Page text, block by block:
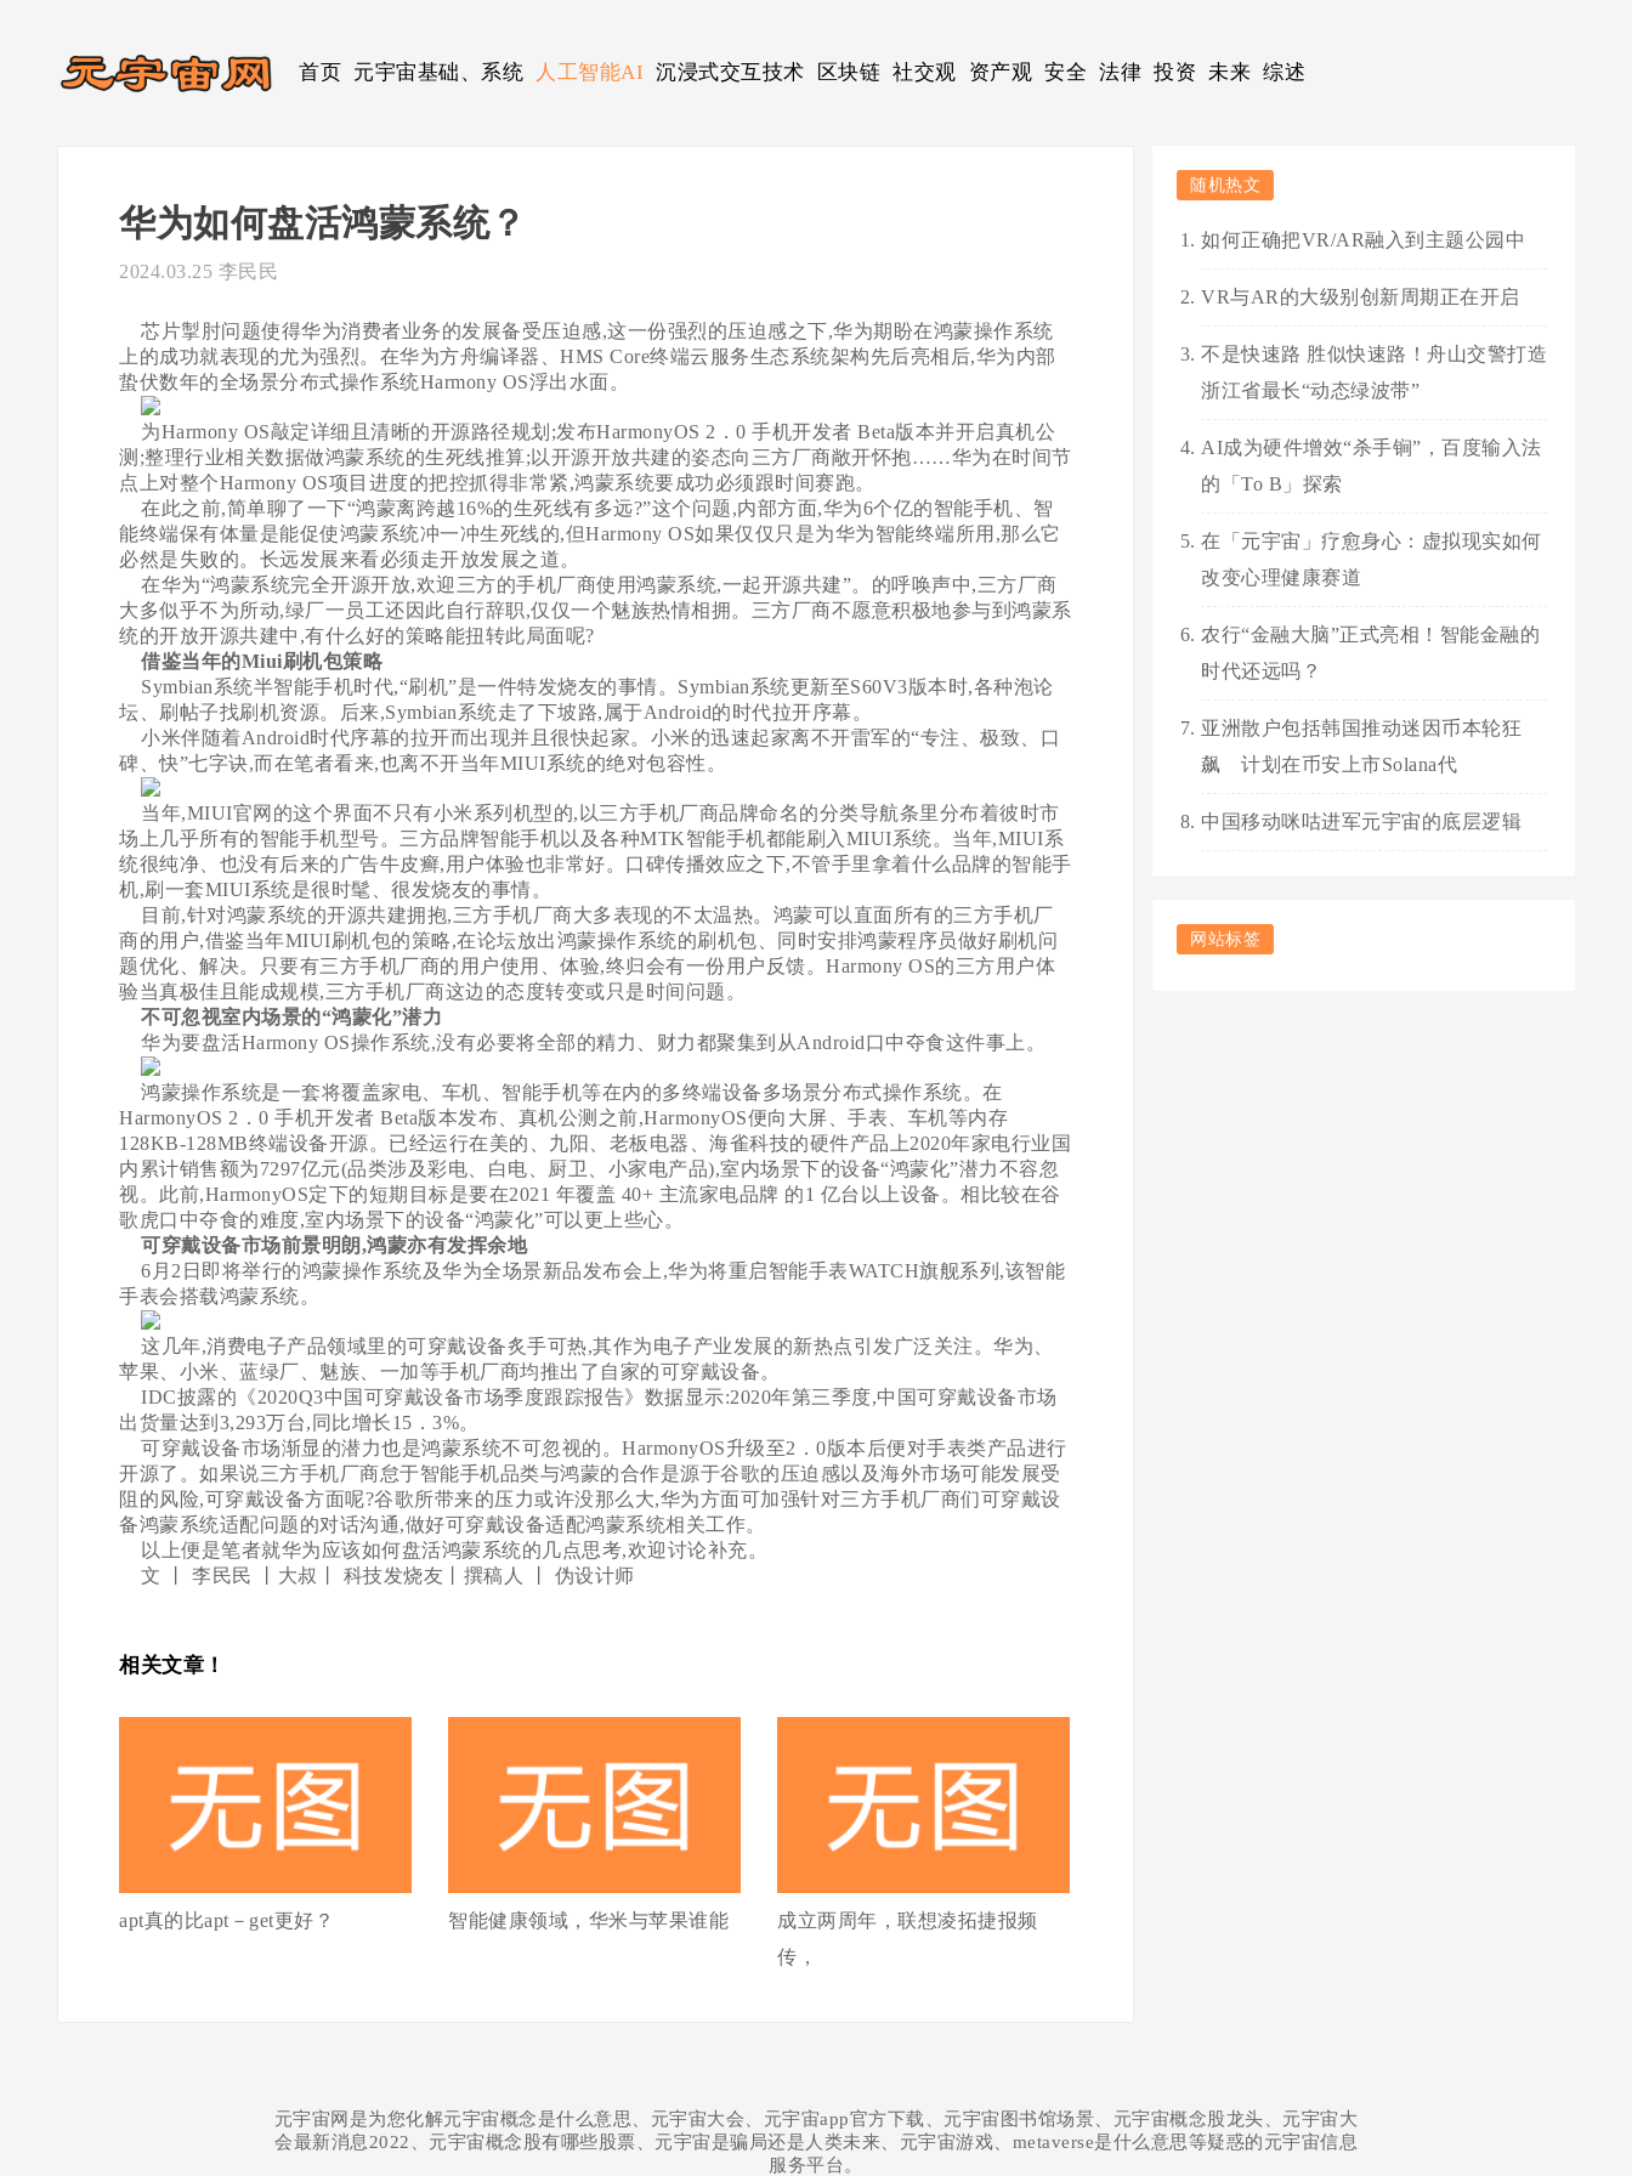
首页 元宇宙基础、系统 人工智能AI 沉浸式交互技术 区块链 社交观 资产观 安全 法律 投资 未来 综述
华为如何盘活鸿蒙系统？
2024.03.25 李民民
芯片掣肘问题使得华为消费者业务的发展备受压迫感,这一份强烈的压迫感之下,华为期盼在鸿蒙操作系统
上的成功就表现的尤为强烈。在华为方舟编译器、HMS Core终端云服务生态系统架构先后亮相后,华为内部
蛰伏数年的全场景分布式操作系统Harmony OS浮出水面。
为Harmony OS敲定详细且清晰的开源路径规划;发布HarmonyOS 2．0 手机开发者 Beta版本并开启真机公
测;整理行业相关数据做鸿蒙系统的生死线推算;以开源开放共建的姿态向三方厂商敞开怀抱……华为在时间节
点上对整个Harmony OS项目进度的把控抓得非常紧,鸿蒙系统要成功必须跟时间赛跑。
在此之前,简单聊了一下“鸿蒙离跨越16%的生死线有多远?”这个问题,内部方面,华为6个亿的智能手机、智
能终端保有体量是能促使鸿蒙系统冲一冲生死线的,但Harmony OS如果仅仅只是为华为智能终端所用,那么它
必然是失败的。长远发展来看必须走开放发展之道。
在华为“鸿蒙系统完全开源开放,欢迎三方的手机厂商使用鸿蒙系统,一起开源共建”。的呼唤声中,三方厂商
大多似乎不为所动,绿厂一员工还因此自行辞职,仅仅一个魅族热情相拥。三方厂商不愿意积极地参与到鸿蒙系
统的开放开源共建中,有什么好的策略能扭转此局面呢?
借鉴当年的Miui刷机包策略
Symbian系统半智能手机时代,“刷机”是一件特发烧友的事情。Symbian系统更新至S60V3版本时,各种泡论
坛、刷帖子找刷机资源。后来,Symbian系统走了下坡路,属于Android的时代拉开序幕。
小米伴随着Android时代序幕的拉开而出现并且很快起家。小米的迅速起家离不开雷军的“专注、极致、口
碑、快”七字诀,而在笔者看来,也离不开当年MIUI系统的绝对包容性。
当年,MIUI官网的这个界面不只有小米系列机型的,以三方手机厂商品牌命名的分类导航条里分布着彼时市
场上几乎所有的智能手机型号。三方品牌智能手机以及各种MTK智能手机都能刷入MIUI系统。当年,MIUI系
统很纯净、也没有后来的广告牛皮癣,用户体验也非常好。口碑传播效应之下,不管手里拿着什么品牌的智能手
机,刷一套MIUI系统是很时髦、很发烧友的事情。
目前,针对鸿蒙系统的开源共建拥抱,三方手机厂商大多表现的不太温热。鸿蒙可以直面所有的三方手机厂
商的用户,借鉴当年MIUI刷机包的策略,在论坛放出鸿蒙操作系统的刷机包、同时安排鸿蒙程序员做好刷机问
题优化、解决。只要有三方手机厂商的用户使用、体验,终归会有一份用户反馈。Harmony OS的三方用户体
验当真极佳且能成规模,三方手机厂商这边的态度转变或只是时间问题。
不可忽视室内场景的“鸿蒙化”潜力
华为要盘活Harmony OS操作系统,没有必要将全部的精力、财力都聚集到从Android口中夺食这件事上。
鸿蒙操作系统是一套将覆盖家电、车机、智能手机等在内的多终端设备多场景分布式操作系统。在
HarmonyOS 2．0 手机开发者 Beta版本发布、真机公测之前,HarmonyOS便向大屏、手表、车机等内存
128KB-128MB终端设备开源。已经运行在美的、九阳、老板电器、海雀科技的硬件产品上2020年家电行业国
内累计销售额为7297亿元(品类涉及彩电、白电、厨卫、小家电产品),室内场景下的设备“鸿蒙化”潜力不容忽
视。此前,HarmonyOS定下的短期目标是要在2021 年覆盖 40+ 主流家电品牌 的1 亿台以上设备。相比较在谷
歌虎口中夺食的难度,室内场景下的设备“鸿蒙化”可以更上些心。
可穿戴设备市场前景明朗,鸿蒙亦有发挥余地
6月2日即将举行的鸿蒙操作系统及华为全场景新品发布会上,华为将重启智能手表WATCH旗舰系列,该智能
手表会搭载鸿蒙系统。
这几年,消费电子产品领域里的可穿戴设备炙手可热,其作为电子产业发展的新热点引发广泛关注。华为、
苹果、小米、蓝绿厂、魅族、一加等手机厂商均推出了自家的可穿戴设备。
IDC披露的《2020Q3中国可穿戴设备市场季度跟踪报告》数据显示:2020年第三季度,中国可穿戴设备市场
出货量达到3,293万台,同比增长15．3%。
可穿戴设备市场渐显的潜力也是鸿蒙系统不可忽视的。HarmonyOS升级至2．0版本后便对手表类产品进行
开源了。如果说三方手机厂商怠于智能手机品类与鸿蒙的合作是源于谷歌的压迫感以及海外市场可能发展受
阻的风险,可穿戴设备方面呢?谷歌所带来的压力或许没那么大,华为方面可加强针对三方手机厂商们可穿戴设
备鸿蒙系统适配问题的对话沟通,做好可穿戴设备适配鸿蒙系统相关工作。
以上便是笔者就华为应该如何盘活鸿蒙系统的几点思考,欢迎讨论补充。
文 丨 李民民 丨大叔丨 科技发烧友丨撰稿人 丨 伪设计师
相关文章！
apt真的比apt－get更好？ 智能健康领域，华米与苹果谁能
成立两周年，联想凌拓捷报频
传，
随机热文
如何正确把VR/AR融入到主题公园中
VR与AR的大级别创新周期正在开启
不是快速路 胜似快速路！舟山交警打造
浙江省最长“动态绿波带”
AI成为硬件增效“杀手锏”，百度输入法
的「To B」探索
在「元宇宙」疗愈身心：虚拟现实如何
改变心理健康赛道
农行“金融大脑”正式亮相！智能金融的
时代还远吗？
亚洲散户包括韩国推动迷因币本轮狂
飙 计划在币安上市Solana代
中国移动咪咕进军元宇宙的底层逻辑
网站标签
元宇宙网是为您化解元宇宙概念是什么意思、元宇宙大会、元宇宙app官方下载、元宇宙图书馆场景、元宇宙概念股龙头、元宇宙大
会最新消息2022、元宇宙概念股有哪些股票、元宇宙是骗局还是人类未来、元宇宙游戏、metaverse是什么意思等疑惑的元宇宙信息
服务平台。